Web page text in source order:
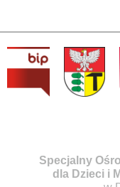
Specjalny
dla Dzieci i